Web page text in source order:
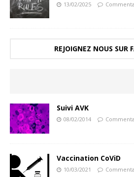
13/02/2025
REJOIGNEZ NOUS SUR
Suivi AVK
08/02/2014
Vaccination CoViD
10/03/2021